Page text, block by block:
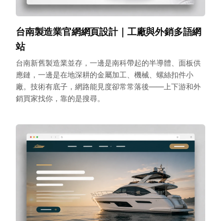
台南製造業官網網頁設計｜工廠與外銷多語網
站
台南新舊製造業並存，一邊是南科帶起的半導體、面板供
應鏈，一邊是在地深耕的金屬加工、機械、螺絲扣件小
廠。技術有底子，網路能見度卻常常落後——上下游和外
銷買家找你，靠的是搜尋。